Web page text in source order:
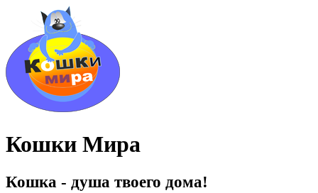
Кошки Мира
Кошка - душа твоего дома!